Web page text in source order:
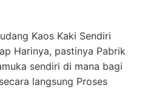
Kaos Kaki Sendiri
Harinya, pastinya Pabrik
sendiri di mana bagi
langsung Proses